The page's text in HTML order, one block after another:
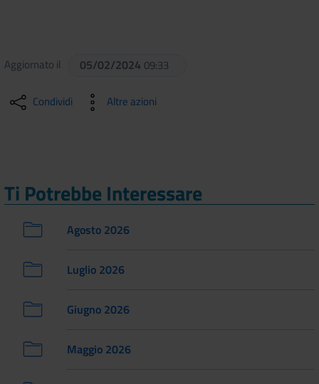
Aggiornato il 05/02/2024 09:33
Condividi Altre azioni
Ti Potrebbe Interessare
Agosto 2026
Luglio 2026
Giugno 2026
Maggio 2026